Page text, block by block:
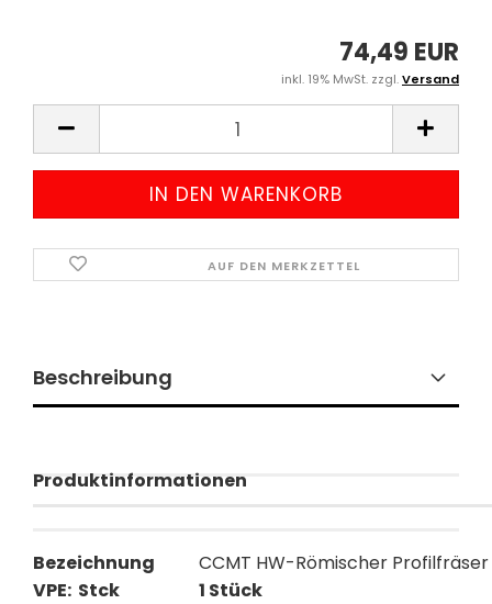
74,49 EUR
inkl. 19% MwSt. zzgl.Versand
AUF DEN MERKZETTEL
Beschreibung
Produktinformationen
Bezeichnung
CCMT HW-Römischer Profilfräser
VPE: Stck
1 Stück